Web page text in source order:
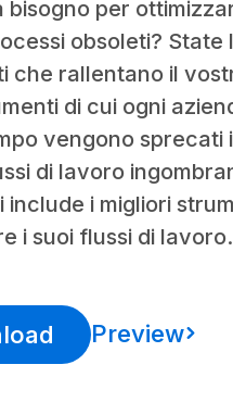
per
obsoleti?
che rallentano il
di cui ogni
vengono
di lavoro
i migliori
i suoi flussi di lavoro.
Preview